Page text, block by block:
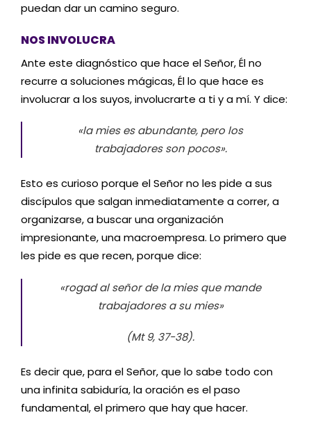
puedan dar un camino seguro.
NOS INVOLUCRA
Ante este diagnóstico que hace el Señor, Él no
recurre a soluciones mágicas, Él lo que hace es
involucrar a los suyos, involucrarte a ti y a mí. Y dice:
«la mies es abundante, pero los
trabajadores son pocos».
Esto es curioso porque el Señor no les pide a sus
discípulos que salgan inmediatamente a correr, a
organizarse, a buscar una organización
impresionante, una macroempresa. Lo primero que
les pide es que recen, porque dice:
«rogad al señor de la mies que mande
trabajadores a su mies»
(Mt 9, 37-38).
Es decir que, para el Señor, que lo sabe todo con
una infinita sabiduría, la oración es el paso
fundamental, el primero que hay que hacer.